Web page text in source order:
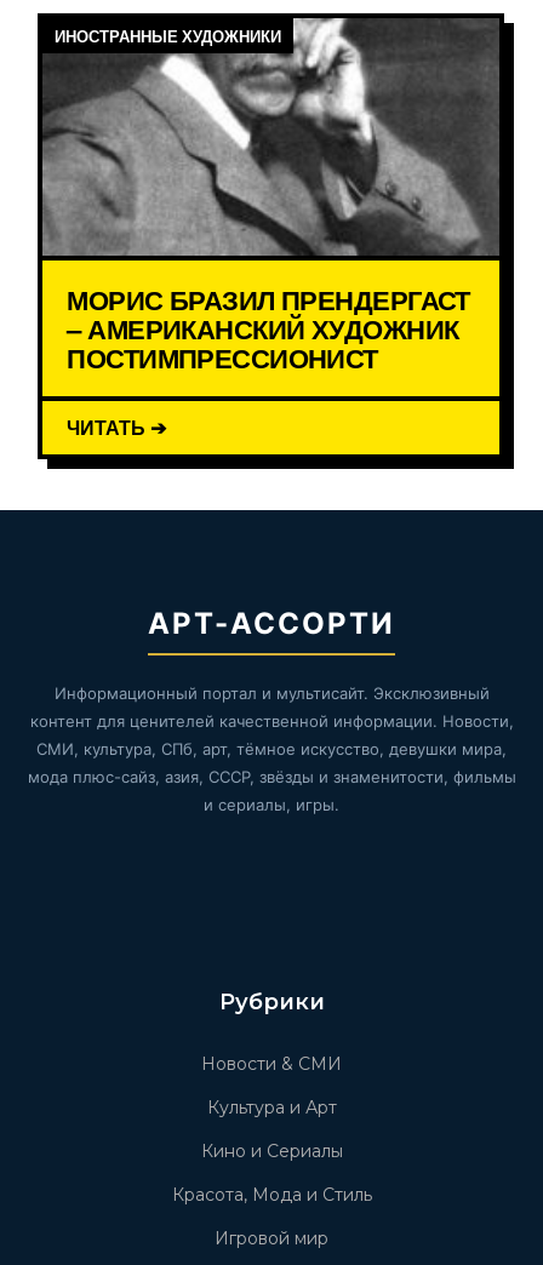
ИНОСТРАННЫЕ ХУДОЖНИКИ
МОРИС БРАЗИЛ ПРЕНДЕРГАСТ
– АМЕРИКАНСКИЙ ХУДОЖНИК
ПОСТИМПРЕССИОНИСТ
ЧИТАТЬ ➔
АРТ-АССОРТИ
Информационный портал и мультисайт. Эксклюзивный
контент для ценителей качественной информации. Новости,
СМИ, культура, СПб, арт, тёмное искусство, девушки мира,
мода плюс-сайз, азия, СССР, звёзды и знаменитости, фильмы
и сериалы, игры.
Рубрики
Новости & СМИ
Культура и Арт
Кино и Сериалы
Красота, Мода и Стиль
Игровой мир